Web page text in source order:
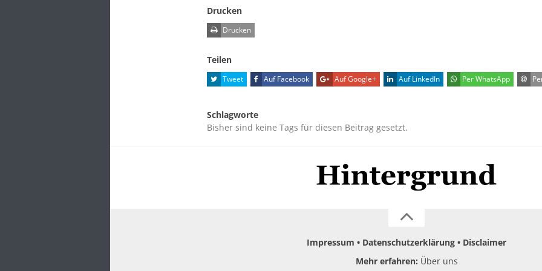
Drucken
Drucken
Teilen
Tweet Auf Facebook Auf Google+ Auf LinkedIn Per WhatsApp
Schlagworte
Bisher sind keine Tags für diesen Beitrag gesetzt.
Impressum Datenschutzerklärung
Disclaimer
Mehr erfahren: Über uns